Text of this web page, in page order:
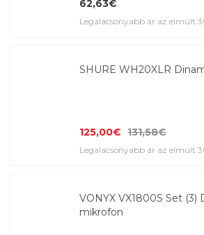
62,63€
Legalacsonyabb ár az elmúlt
SHURE WH20XLR
125,00€ 131,58€
Legalacsonyabb ár az elmúlt
VONYX VX1800S Set (3)
mikrofon